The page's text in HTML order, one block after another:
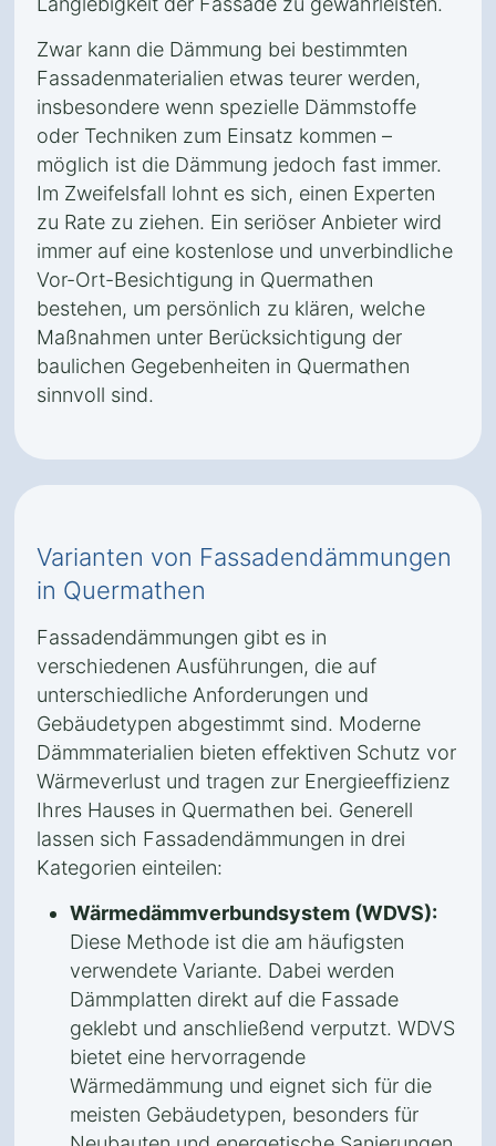
Zwar kann die Dämmung bei bestimmten
Fassadenmaterialien etwas teurer werden,
insbesondere wenn spezielle Dämmstoffe
oder Techniken zum Einsatz kommen –
möglich ist die Dämmung jedoch fast immer.
Im Zweifelsfall lohnt es sich, einen Experten
zu Rate zu ziehen. Ein seriöser Anbieter wird
immer auf eine kostenlose und unverbindliche
Vor-Ort-Besichtigung in Quermathen
bestehen, um persönlich zu klären, welche
Maßnahmen unter Berücksichtigung der
baulichen Gegebenheiten in Quermathen
sinnvoll sind.
Varianten von Fassadendämmungen
in Quermathen
Fassadendämmungen gibt es in
verschiedenen Ausführungen, die auf
unterschiedliche Anforderungen und
Gebäudetypen abgestimmt sind. Moderne
Dämmmaterialien bieten effektiven Schutz vor
Wärmeverlust und tragen zur Energieeffizienz
Ihres Hauses in Quermathen bei. Generell
lassen sich Fassadendämmungen in drei
Kategorien einteilen:
Wärmedämmverbundsystem (WDVS):
Diese Methode ist die am häufigsten
verwendete Variante. Dabei werden
Dämmplatten direkt auf die Fassade
geklebt und anschließend verputzt. WDVS
bietet eine hervorragende
Wärmedämmung und eignet sich für die
meisten Gebäudetypen, besonders für